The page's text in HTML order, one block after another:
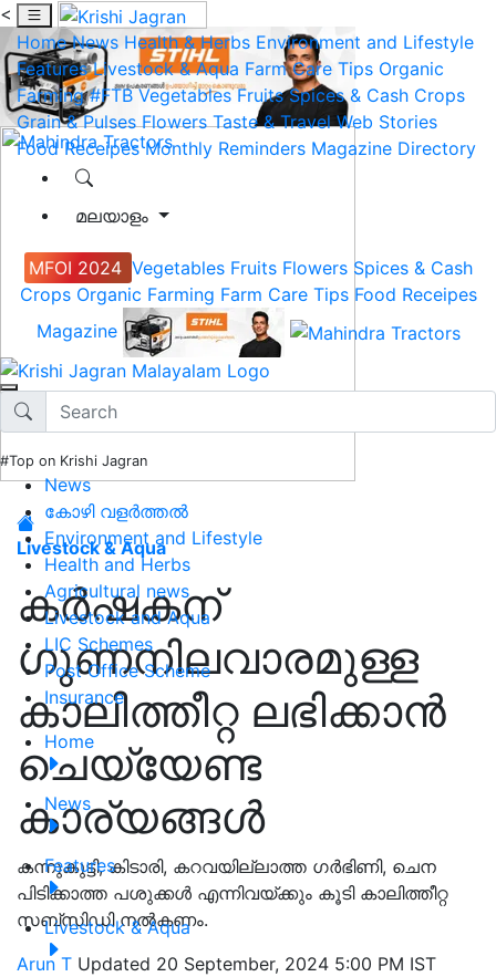
<
Home News Health & Herbs Environment and Lifestyle
Features Livestock & Aqua Farm Care Tips Organic
Farming #FTB Vegetables Fruits Spices & Cash Crops
Grain & Pulses Flowers Taste & Travel Web Stories
Food Receipes Monthly Reminders Magazine Directory
മലയാളം
MFOI 2024 Vegetables Fruits Flowers Spices & Cash
Crops Organic Farming Farm Care Tips Food Receipes
Magazine
#Top on Krishi Jagran
News
കോഴി വളർത്തൽ
Environment and Lifestyle
Health and Herbs
Agricultural news
Livestock and Aqua
LIC Schemes
Post Office Scheme
Insurance
Home
News
Features
Livestock & Aqua
Livestock & Aqua
കർഷകന്
ഗുണനിലവാരമുള്ള
കാലിത്തീറ്റ ലഭിക്കാൻ
ചെയ്യേണ്ട
കാര്യങ്ങൾ
കന്നുകുട്ടി, കിടാരി, കറവയില്ലാത്ത ഗർഭിണി, ചെന
പിടിക്കാത്ത പശുക്കൾ എന്നിവയ്ക്കും കൂടി കാലിത്തീറ്റ
സബ്‌സിഡി നൽകണം.
Arun T Updated 20 September, 2024 5:00 PM IST